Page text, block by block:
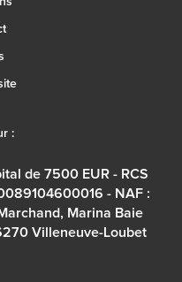
:
de 7500 EUR - RCS
- NAF :
Marina Baie
Villeneuve-Loubet